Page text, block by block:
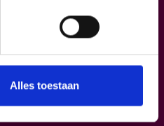
Alles toestaan